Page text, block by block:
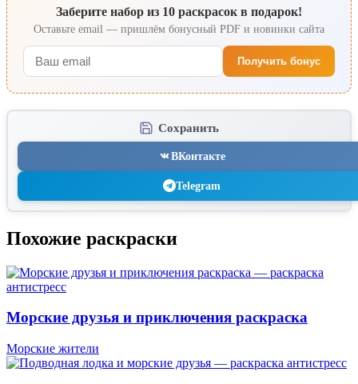
Заберите набор из 10 раскрасок в подарок!
Оставьте email — пришлём бонусный PDF и новинки сайта
Получить бонус
Сохранить
ВКонтакте
Telegram
Похожие раскраски
Морские друзья и приключения раскраска
Морские жители